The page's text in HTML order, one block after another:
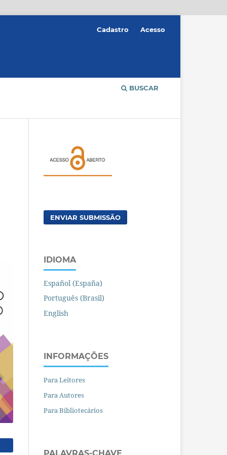
BUSCAR
Cadastro Acesso
ENVIAR SUBMISSÃO
IDIOMA
Español (España)
Português (Brasil)
English
INFORMAÇÕES
Para Leitores
Para Autores
Para Bibliotecários